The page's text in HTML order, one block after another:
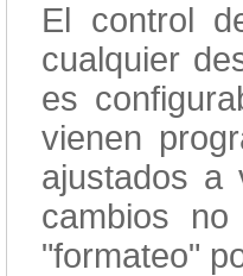
El control
cualquier
es
vienen
ajustados a
cambios
"formateo"